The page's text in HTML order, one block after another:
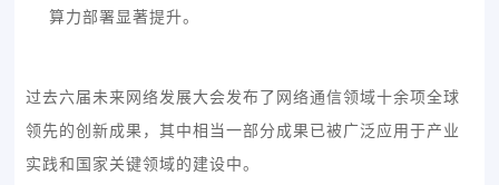
算力部署显著提升。
过去六届未来网络发展大会发布了网络通信领域十余项全球
领先的创新成果，其中相当一部分成果已被广泛应用于产业
实践和国家关键领域的建设中。